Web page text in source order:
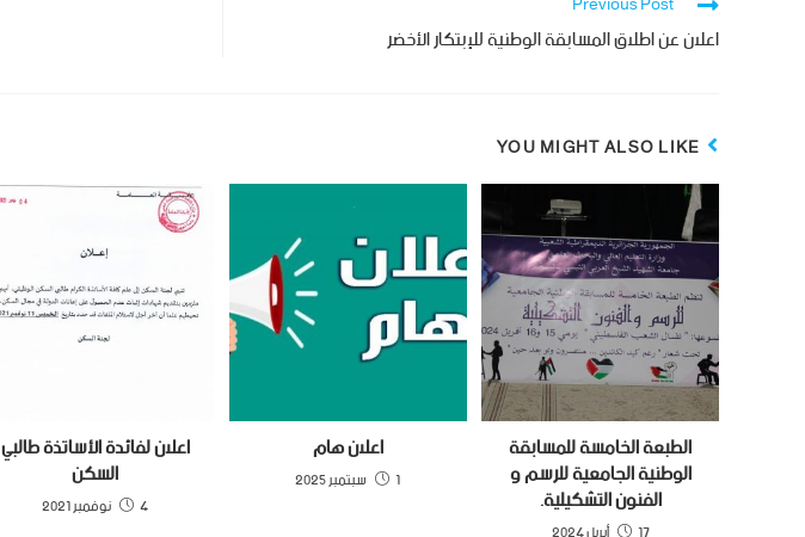
اعلان عن اطلاق المسابقة الوطنية للإبتكار الأخضر
YOU MIGHT ALSO LIKE
اعلان لفائدة الأساتذة طالبي
السكن
4 نوفمبر 2021
اعلان هام
1 سبتمبر 2025
الطبعة الخامسة للمسابقة
الوطنية الجامعية للرسم و
الفنون التشكيلية.